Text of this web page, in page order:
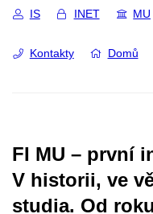
IS INET MU
Kontakty Domů
FI MU – první
V historii, ve
studia. Od